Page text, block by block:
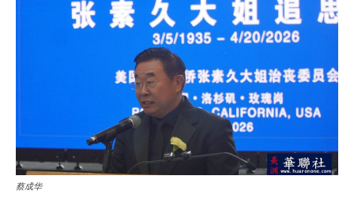
蔡成华